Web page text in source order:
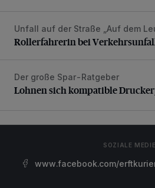
Rollerfahrerin bei Verkehrsunfall
Unfall auf der Straße „Auf dem
Rollerfahrerin bei
Lohnen sich kompatible
Der große Spar-Ratgeber
Lohnen sich kompatible
SOZIALE
www.facebook.com/